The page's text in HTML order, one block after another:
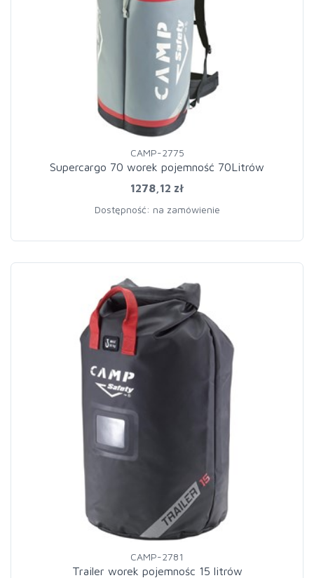
CAMP-2775
Supercargo 70 worek pojemność 70Litrów
1278,12 zł
Dostępność: na zamówienie
CAMP-2781
Trailer worek pojemnośc 15 litrów